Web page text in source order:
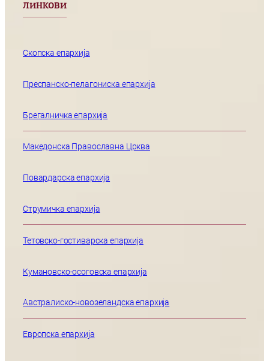
ЛИНКОВИ
Скопска епархија
Преспанско-пелагониска епархија
Брегалничка епархија
Македонска Православна Црква
Повардарска епархија
Струмичка епархија
Тетовско-гостиварска епархија
Кумановско-осоговска епархија
Австралиско-новозеландска епархија
Европска епархија